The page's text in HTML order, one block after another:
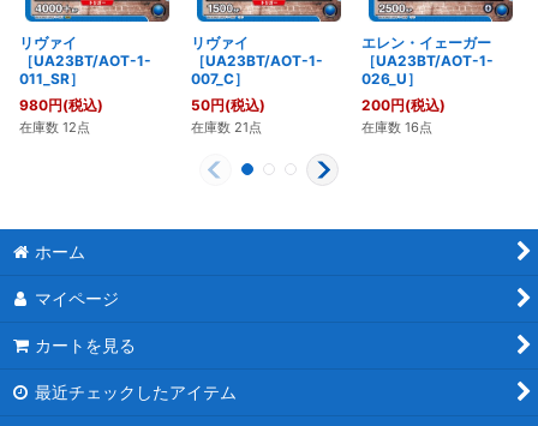
リヴァイ
［UA23BT/AOT-1-
011_SR］
980円(税込)
在庫数 12点
リヴァイ
［UA23BT/AOT-1-
007_C］
50円(税込)
在庫数 21点
エレン・イェーガー
［UA23BT/AOT-1-
026_U］
200円(税込)
在庫数 16点
ホーム
マイページ
カートを見る
最近チェックしたアイテム